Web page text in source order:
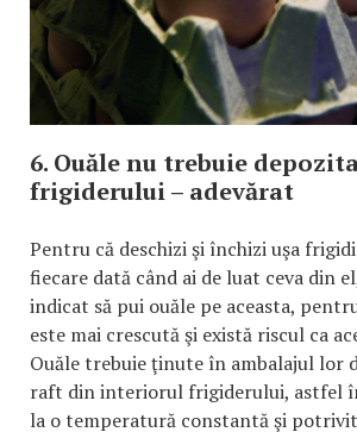
6. Ouăle nu trebuie
frigiderului – adevărat
Pentru că deschizi şi închizi uşa
fiecare dată când ai de luat ceva din
indicat să pui ouăle pe aceasta,
este mai crescută şi există riscul ca
Ouăle trebuie ţinute în ambalajul lor
raft din interiorul frigiderului, astfel
la o temperatură constantă şi